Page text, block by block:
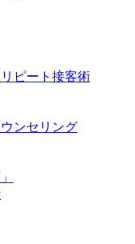
ピート接客術
ンセリング